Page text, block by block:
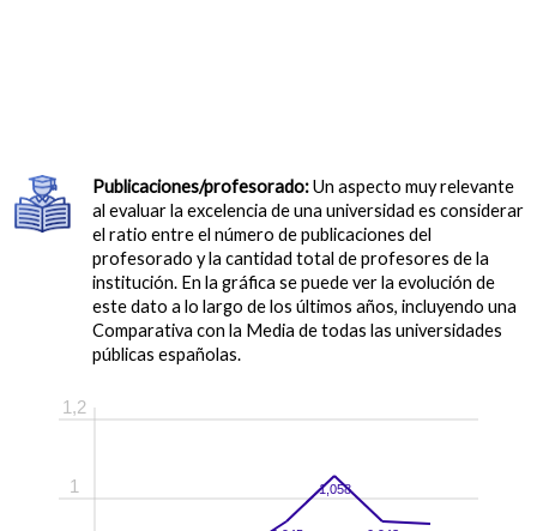
Publicaciones/profesorado:Un aspecto muy relevante
al evaluar la excelencia de una universidad es considerar
el ratio entre el número de publicaciones del
profesorado y la cantidad total de profesores de la
institución. En la gráfica se puede ver la evolución de
este dato a lo largo de los últimos años, incluyendo una
Comparativa con la Media de todas las universidades
públicas españolas.
1
1,2
1,058